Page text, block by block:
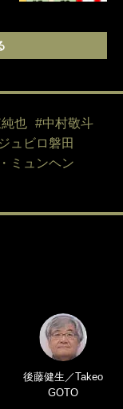
也
#中村敬斗
ュビロ磐田
ミュンヘン
後藤健生／Takeo
GOTO